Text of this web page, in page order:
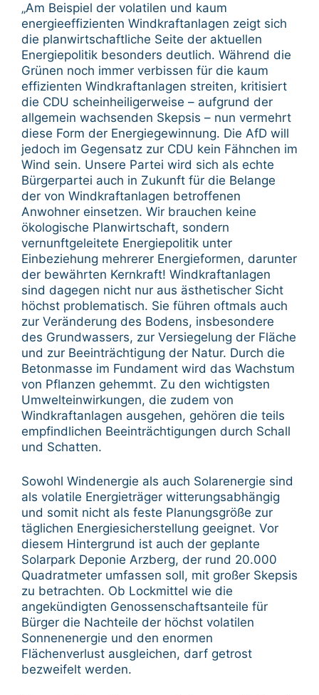
„Am Beispiel der volatilen und kaum
energieeffizienten Windkraftanlagen zeigt sich
die planwirtschaftliche Seite der aktuellen
Energiepolitik besonders deutlich. Während die
Grünen noch immer verbissen für die kaum
effizienten Windkraftanlagen streiten, kritisiert
die CDU scheinheiligerweise – aufgrund der
allgemein wachsenden Skepsis – nun vermehrt
diese Form der Energiegewinnung. Die AfD will
jedoch im Gegensatz zur CDU kein Fähnchen im
Wind sein. Unsere Partei wird sich als echte
Bürgerpartei auch in Zukunft für die Belange
der von Windkraftanlagen betroffenen
Anwohner einsetzen. Wir brauchen keine
ökologische Planwirtschaft, sondern
vernunftgeleitete Energiepolitik unter
Einbeziehung mehrerer Energieformen, darunter
der bewährten Kernkraft! Windkraftanlagen
sind dagegen nicht nur aus ästhetischer Sicht
höchst problematisch. Sie führen oftmals auch
zur Veränderung des Bodens, insbesondere
des Grundwassers, zur Versiegelung der Fläche
und zur Beeinträchtigung der Natur. Durch die
Betonmasse im Fundament wird das Wachstum
von Pflanzen gehemmt. Zu den wichtigsten
Umwelteinwirkungen, die zudem von
Windkraftanlagen ausgehen, gehören die teils
empfindlichen Beeinträchtigungen durch Schall
und Schatten.
Sowohl Windenergie als auch Solarenergie sind
als volatile Energieträger witterungsabhängig
und somit nicht als feste Planungsgröße zur
täglichen Energiesicherstellung geeignet. Vor
diesem Hintergrund ist auch der geplante
Solarpark Deponie Arzberg, der rund 20.000
Quadratmeter umfassen soll, mit großer Skepsis
zu betrachten. Ob Lockmittel wie die
angekündigten Genossenschaftsanteile für
Bürger die Nachteile der höchst volatilen
Sonnenenergie und den enormen
Flächenverlust ausgleichen, darf getrost
bezweifelt werden.